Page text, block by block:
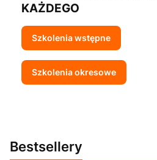
KAŻDEGO
Szkolenia wstępne
Szkolenia okresowe
Bestsellery